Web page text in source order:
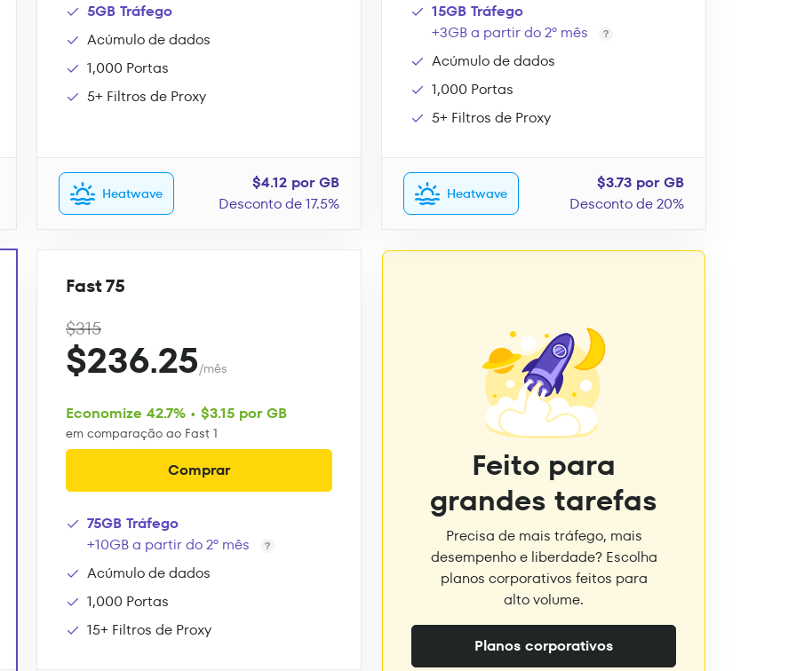
5GB Tráfego
Acúmulo de dados
1,000 Portas
5+ Filtros de Proxy
Heatwave
$4.12 por GB
Desconto de 17.5%
15GB Tráfego
+3GB a partir do 2º mês
Acúmulo de dados
1,000 Portas
5+ Filtros de Proxy
Heatwave
$3.73 por GB
Desconto de 20%
Fast 75
$315
$236.25/mês
Economize 42.7% • $3.15 por GB
em comparação ao Fast 1
Comprar
75GB Tráfego
+10GB a partir do 2º mês
Acúmulo de dados
1,000 Portas
15+ Filtros de Proxy
Feito para
grandes tarefas
Precisa de mais tráfego, mais
desempenho e liberdade? Escolha
planos corporativos feitos para
alto volume.
Planos corporativos